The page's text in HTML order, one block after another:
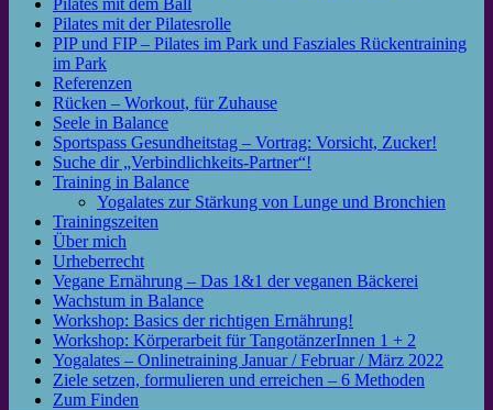
Pilates mit der Pilatesrolle
PIP und FIP – Pilates im Park und Fasziales Rückentraining
im Park
Referenzen
Rücken – Workout, für Zuhause
Seele in Balance
Sportspass Gesundheitstag – Vortrag: Vorsicht, Zucker!
Suche dir „Verbindlichkeits-Partner“!
Training in Balance
Yogalates zur Stärkung von Lunge und Bronchien
Trainingszeiten
Über mich
Urheberrecht
Vegane Ernährung – Das 1&1 der veganen Bäckerei
Wachstum in Balance
Workshop: Basics der richtigen Ernährung!
Workshop: Körperarbeit für TangotänzerInnen 1 + 2
Yogalates – Onlinetraining Januar / Februar / März 2022
Ziele setzen, formulieren und erreichen – 6 Methoden
Zum Finden